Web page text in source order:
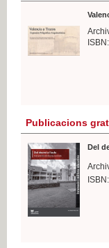
Publicacions
Del